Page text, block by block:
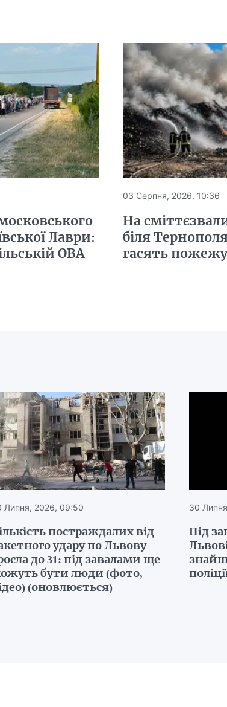
Лаври:
ОВА
03 Серпня, 2026, 10:36
На
біля
гасять
Липня, 2026, 09:50
постраждалих від
удару по Львову
до 31: під завалами ще
бути люди (фото,
(оновлюється)
30
Під